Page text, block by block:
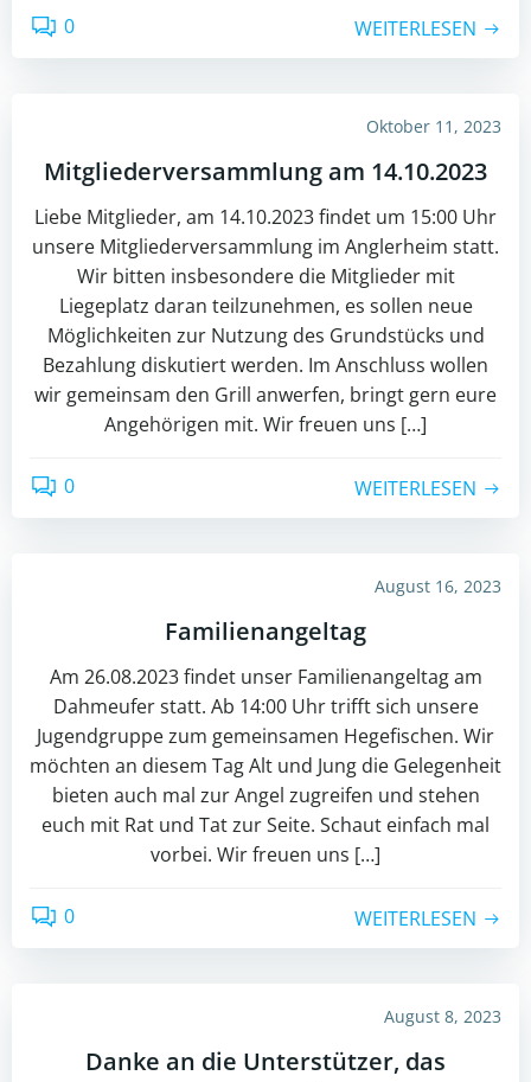
0 WEITERLESEN
Oktober 11, 2023
Mitgliederversammlung am 14.10.2023
Liebe Mitglieder, am 14.10.2023 findet um 15:00 Uhr
unsere Mitgliederversammlung im Anglerheim statt.
Wir bitten insbesondere die Mitglieder mit
Liegeplatz daran teilzunehmen, es sollen neue
Möglichkeiten zur Nutzung des Grundstücks und
Bezahlung diskutiert werden. Im Anschluss wollen
wir gemeinsam den Grill anwerfen, bringt gern eure
Angehörigen mit. Wir freuen uns […]
0 WEITERLESEN
August 16, 2023
Familienangeltag
Am 26.08.2023 findet unser Familienangeltag am
Dahmeufer statt. Ab 14:00 Uhr trifft sich unsere
Jugendgruppe zum gemeinsamen Hegefischen. Wir
möchten an diesem Tag Alt und Jung die Gelegenheit
bieten auch mal zur Angel zugreifen und stehen
euch mit Rat und Tat zur Seite. Schaut einfach mal
vorbei. Wir freuen uns […]
0 WEITERLESEN
August 8, 2023
Danke an die Unterstützer, das